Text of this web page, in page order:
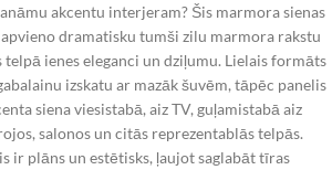
akcentu interjeram? Šis marmora sienas
dramatisku tumši zilu marmora rakstu
telpā ienes eleganci un dziļumu. Lielais formāts
izskatu ar mazāk šuvēm, tāpēc panelis
siena viesistabā, aiz TV, guļamistabā aiz
salonos un citās reprezentablās telpās.
ir plāns un estētisks, ļaujot saglabāt tīras